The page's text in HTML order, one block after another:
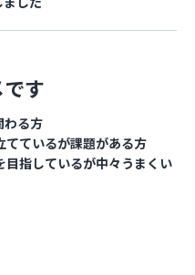
す
わる方
てているが課題がある方
指しているが中々うまくい